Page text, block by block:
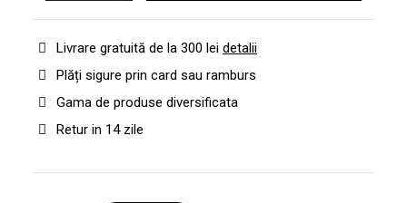
Livrare gratuită de la 300 lei detalii
Plăți sigure prin card sau ramburs
Gama de produse diversificata
Retur in 14 zile